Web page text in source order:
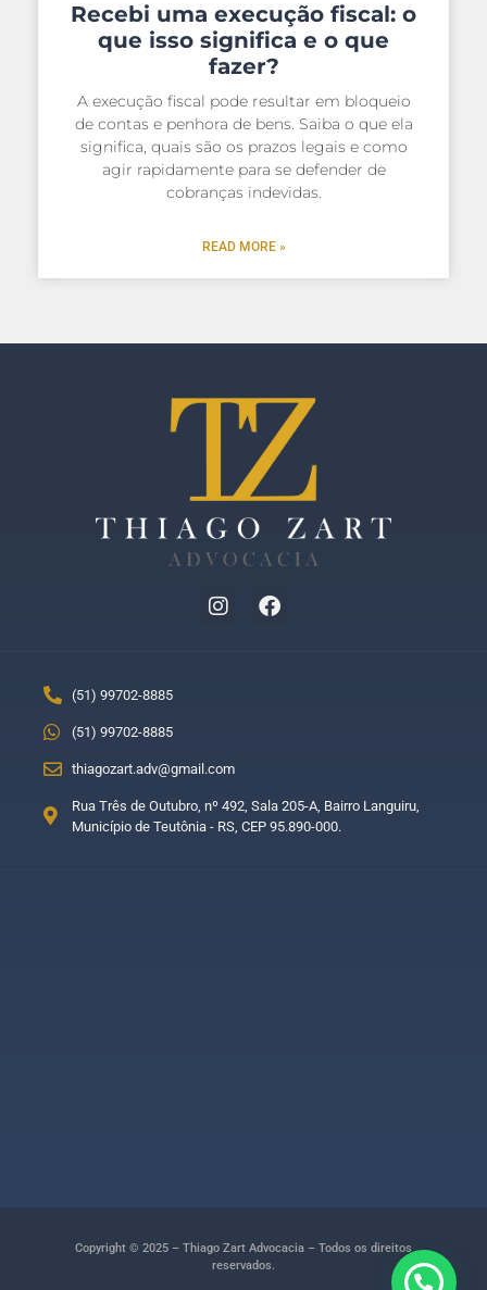
Recebi uma execução fiscal: o
que isso significa e o que
fazer?
A execução fiscal pode resultar em bloqueio
de contas e penhora de bens. Saiba o que ela
significa, quais são os prazos legais e como
agir rapidamente para se defender de
cobranças indevidas.
READ MORE »
(51) 99702-8885
(51) 99702-8885
thiagozart.adv@gmail.com
Rua Três de Outubro, nº 492, Sala 205-A, Bairro Languiru,
Município de Teutônia - RS, CEP 95.890-000.
Copyright © 2025 – Thiago Zart Advocacia – Todos os direitos
reservados.